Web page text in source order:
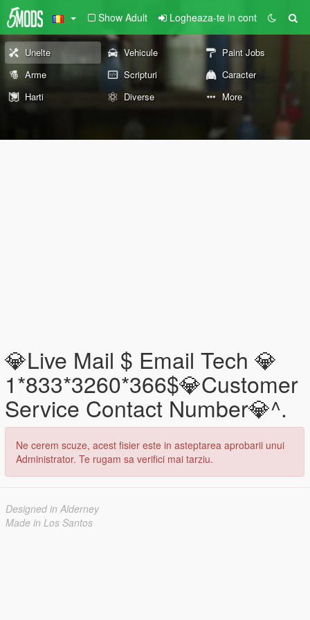
Show Adult Logheaza-te in cont
Unelte Vehicule
Paint Jobs
Arme
Scripturi
Caracter
Harti
Diverse More
💎Live Mail $ Email Tech 💎
1*833*3260*366$💎Customer
Service Contact Number💎^.
Ne cerem scuze, acest fisier este in asteptarea aprobarii unui
Administrator. Te rugam sa verifici mai tarziu.
Designed in Alderney
Made in Los Santos